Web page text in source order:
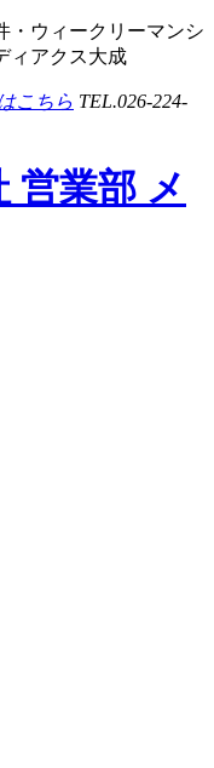
・ウィークリーマンシ
ィアクス大成
こちら TEL.026-224-